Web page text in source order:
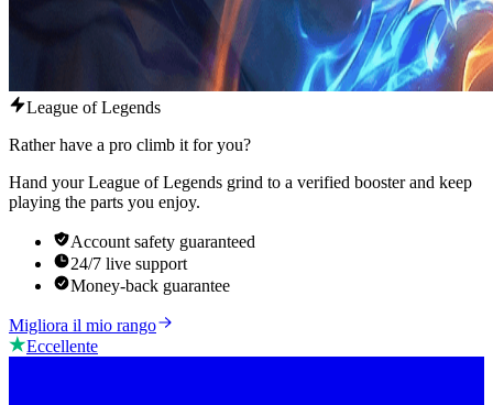
League of Legends
Rather have a pro climb it for you?
Hand your League of Legends grind to a verified booster and keep
playing the parts you enjoy.
Account safety guaranteed
24/7 live support
Money-back guarantee
Migliora il mio rango
Eccellente